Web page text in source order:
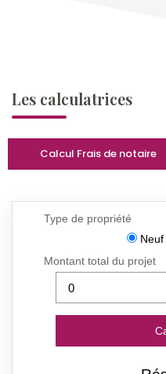
Les calculatrices
Calcul Frais de notaire